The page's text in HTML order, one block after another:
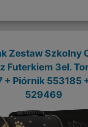
Zestaw Szkolny
Futerkiem 3el.
+ Piórnik 553185
529469